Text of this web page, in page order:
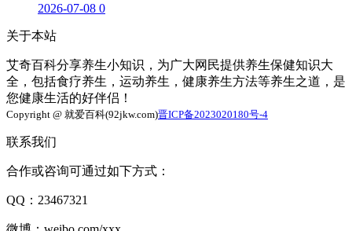
2026-07-08 0
关于本站
艾奇百科分享养生小知识，为广大网民提供养生保健知识大
全，包括食疗养生，运动养生，健康养生方法等养生之道，是
您健康生活的好伴侣！
Copyright @ 就爱百科(92jkw.com)晋ICP备2023020180号-4
联系我们
合作或咨询可通过如下方式：
QQ：23467321